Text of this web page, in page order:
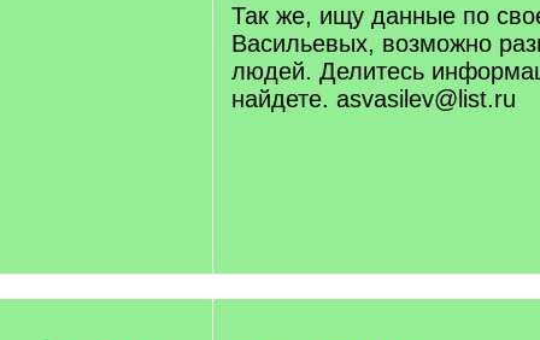
Так же, ищу данные по
Васильевых, возможно
людей. Делитесь
найдете. asvasilev@list.ru